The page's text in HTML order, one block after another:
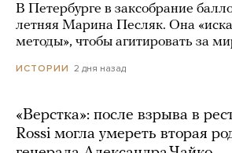
В Петербурге в заксобрание
летняя Марина Песляк. Она
методы», чтобы агитировать за
ИСТОРИИ 2 дня назад
«Верстка»: после взрыва в
Rossi могла умереть вторая